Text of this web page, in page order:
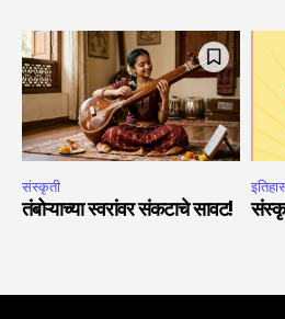
संस्कृती
तंबोऱ्याच्या स्वरांवर संकटाचे सावट!